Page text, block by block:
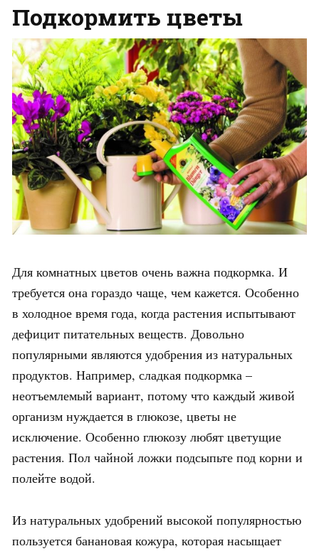
Подкормить цветы
Для комнатных цветов очень важна подкормка. И
требуется она гораздо чаще, чем кажется. Особенно
в холодное время года, когда растения испытывают
дефицит питательных веществ. Довольно
популярными являются удобрения из натуральных
продуктов. Например, сладкая подкормка –
неотъемлемый вариант, потому что каждый живой
организм нуждается в глюкозе, цветы не
исключение. Особенно глюкозу любят цветущие
растения. Пол чайной ложки подсыпьте под корни и
полейте водой.
Из натуральных удобрений высокой популярностью
пользуется банановая кожура, которая насыщает